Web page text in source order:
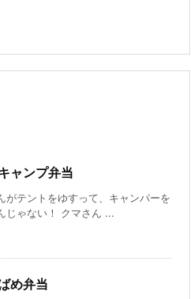
ャンプ弁当
がテントをゆすって、キャンパーを
じゃない！ クマさん ...
め弁当